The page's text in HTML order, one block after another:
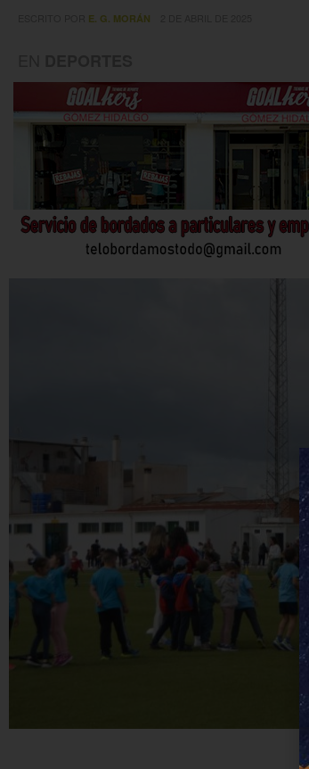
E. G. MORÁN